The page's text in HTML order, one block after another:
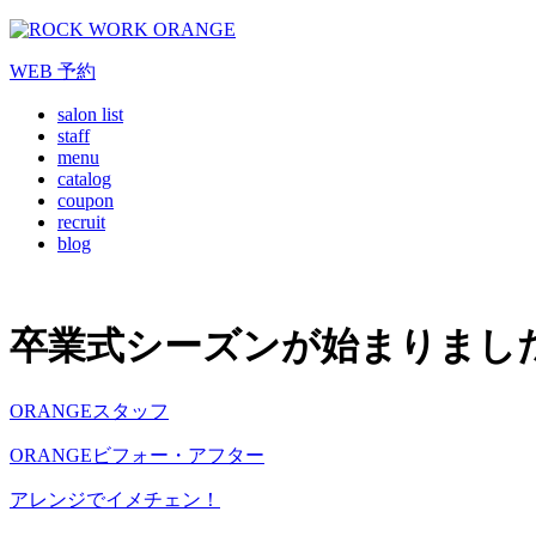
WEB 予約
salon list
staff
menu
catalog
coupon
recruit
blog
卒業式シーズンが始まりまし
ORANGEスタッフ
ORANGEビフォー・アフター
アレンジでイメチェン！